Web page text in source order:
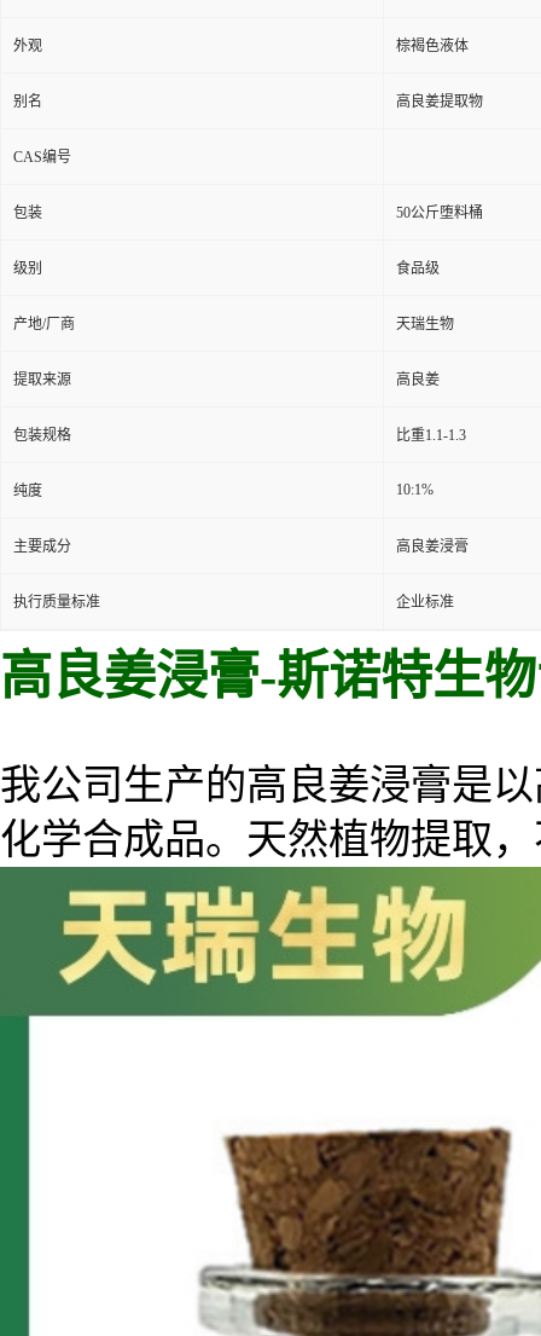
外观 棕褐色液体
别名 高良姜提取物
CAS编号
包装 50公斤堕料桶
级别 食品级
产地/厂商 天瑞生物
提取来源 高良姜
包装规格 比重1.1-1.3
纯度 10:1%
主要成分 高良姜浸膏
执行质量标准 企业标准
高良姜浸膏-斯诺特生
我公司生产的高良姜浸膏是以
化学合成品。天然植物提取